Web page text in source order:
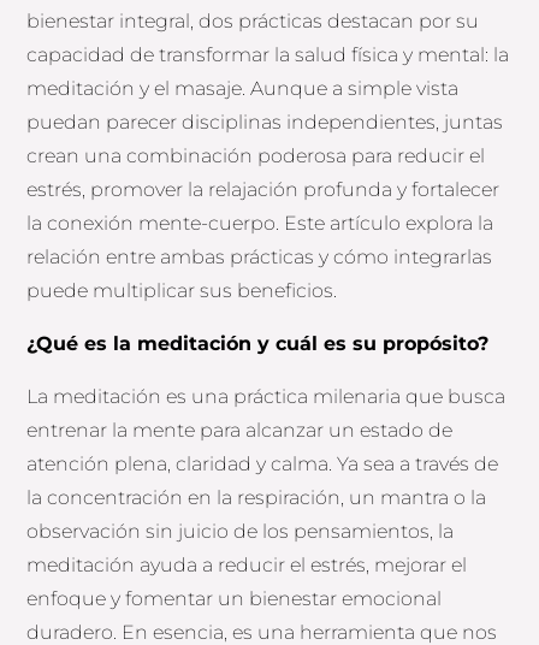
bienestar integral, dos prácticas destacan por su
capacidad de transformar la salud física y mental: la
meditación y el masaje. Aunque a simple vista
puedan parecer disciplinas independientes, juntas
crean una combinación poderosa para reducir el
estrés, promover la relajación profunda y fortalecer
la conexión mente-cuerpo. Este artículo explora la
relación entre ambas prácticas y cómo integrarlas
puede multiplicar sus beneficios.
¿Qué es la meditación y cuál es su propósito?
La meditación es una práctica milenaria que busca
entrenar la mente para alcanzar un estado de
atención plena, claridad y calma. Ya sea a través de
la concentración en la respiración, un mantra o la
observación sin juicio de los pensamientos, la
meditación ayuda a reducir el estrés, mejorar el
enfoque y fomentar un bienestar emocional
duradero. En esencia, es una herramienta que nos